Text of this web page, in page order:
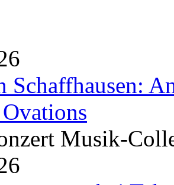
Schaffhausen:
Musik-